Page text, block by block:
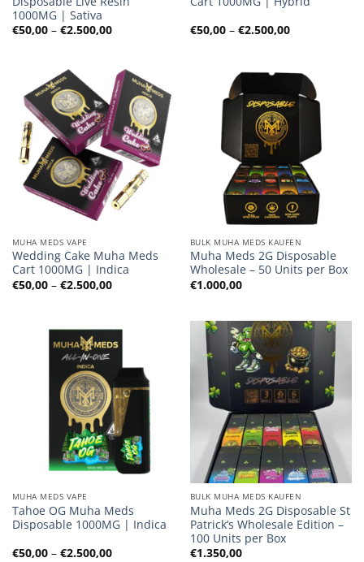
1000MG | Sativa
€50,00 – €2.500,00Preisspanne:
€50,00 – €2.500,00Preisspanne:
MUHA MEDS VAPE
Wedding Cake Muha Meds
Cart 1000MG | Indica
€50,00 – €2.500,00Preisspanne:
€50,00
BULK MUHA MEDS KAUFEN
Muha Meds 2G Disposable
Wholesale – 50 Units per Box
€1.000,00
MUHA MEDS VAPE
Tahoe OG Muha Meds
Disposable 1000MG | Indica
€50,00 – €2.500,00Preisspanne:
BULK MUHA MEDS KAUFEN
Muha Meds 2G Disposable St
Patrick’s Wholesale Edition –
100 Units per Box
€1.350,00